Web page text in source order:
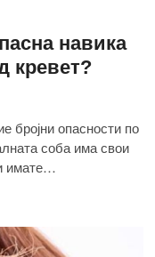
навика
кревет?
бројни опасности по
соба има свои
имате…